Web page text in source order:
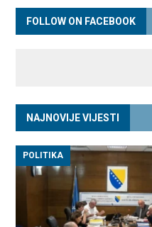
FOLLOW ON FACEBOOK
NAJNOVIJE VIJESTI
POLITIKA